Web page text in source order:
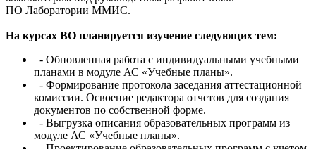
ПО Лаборатории ММИС.
На курсах ВО планируется изучение следующих тем:
- Обновленная работа с индивидуальными учебными
планами в модуле АС «Учебные планы».
- Формирование протокола заседания аттестационной
комиссии. Освоение редактора отчетов для создания
документов по собственной форме.
- Выгрузка описания образовательных программ из
модуле АС «Учебные планы».